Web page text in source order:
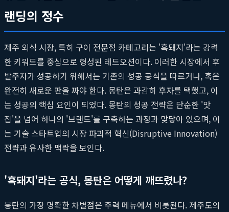
랜딩의 정수
제주 외식 시장, 특히 구이 전문점 카테고리는 '흑돼지'라는 강력
한 키워드를 중심으로 형성된 레드오션이다. 이러한 시장에서 후
발주자가 성공하기 위해서는 기존의 성공 공식을 따르거나, 혹은
완전히 새로운 판을 짜야 한다. 몽탄은 과감히 후자를 택했고, 이
는 성공의 핵심 요인이 되었다. 몽탄의 성공 전략은 단순한 '맛
집'을 넘어 하나의 '브랜드'를 구축하는 과정과 맞닿아 있으며, 이
는 기술 스타트업의 시장 파괴적 혁신(Disruptive Innovation)
전략과 유사한 맥락을 보인다.
'흑돼지'라는 공식, 몽탄은 어떻게 깨뜨렸나?
몽탄의 가장 명확한 차별점은 주력 메뉴에서 비롯된다. 제주도의